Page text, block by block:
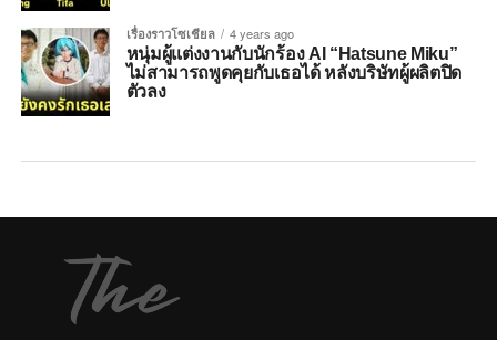
เรื่องราวโซเชียล 4 years ago
หนุ่มผู้แต่งงานกับนักร้อง AI “Hatsune Miku”
ไม่สามารถพูดคุยกับเธอได้ หลังบริษัทผู้ผลิตปิด
ตัวลง